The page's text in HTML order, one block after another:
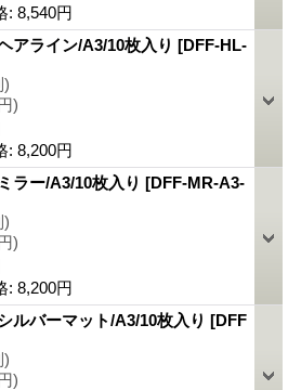
: 8,540円
アライン/A3/10枚入り [DFF-HL-
)
)
: 8,200円
ラー/A3/10枚入り [DFF-MR-A3-
)
)
: 8,200円
ルバーマット/A3/10枚入り [DFF
)
)